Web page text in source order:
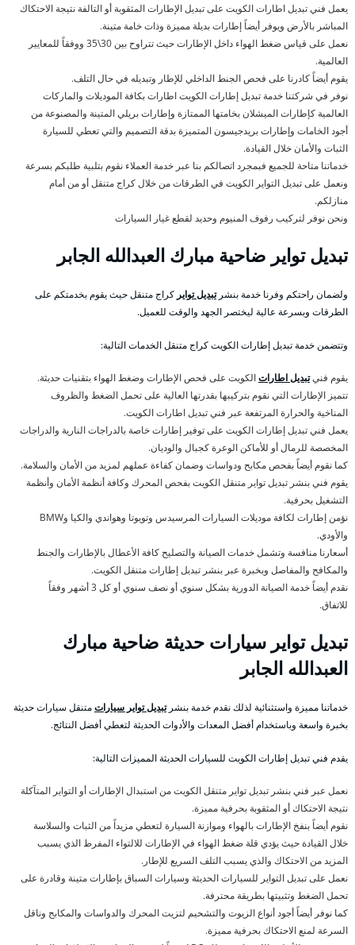
يعمل فني تبديل اطارات الكويت على تبديل الإطارات المثقوبة أو التالفة نتيجة الاحتكاك
المباشر بالأرض ويوفر أيضاً إطارات بديلة مميزة وذات خامة متينة.
نعمل على قياس ضغط الهواء داخل الإطارات حيث تتراوح بين 30\35 ووفقاً للمعايير
العالمية.
يقوم أيضاً كادرنا على فحص الجنط الداخلي للإطار وتبديله في حال التلف.
نوفر في شركتنا خدمة تبديل إطارات الكويت اطارات بكافة الموديلات والماركات
العالمية كإطارات الميشلان بخامتها الممتازة وإطارات بريلي المتينة والمصنوعة من
أجود الخامات وإطارات بريدجيسون المتميزة بدقة التصميم والتي تعطي للسيارة
الثبات والأمان خلال القيادة.
خدماتنا متاحة للجميع فبمجرد اتصالكم بنا عبر خدمة العملاء نقوم بتلبية طلبكم بسرعة
ونعمل على تبديل التواير الكويت في الطرقات من خلال كراج متنقل أو من أمام
منازلكم.
ونحن نوفر لتركيب رفوف المنيوم وحديد لقطع غيار السيارات
تبديل تواير ضاحية مبارك العبدالله الجابر
ولضمان راحتكم وفرنا خدمة بنشرتبديل تواير كراج متنقل حيث يقوم بخدمتكم على
الطرقات وبسرعة عالية ليختصر الجهد والوقت للعميل.
وتتضمن خدمة تبديل إطارات الكويت كراج متنقل الخدمات التالية:
يقوم فنيتبديل اطاراتالكويت على فحص الإطارات وضغط الهواء بتقنيات حديثة.
تتميز الإطارات التي نقوم بتركيبها بقدرتها العالية على تحمل الضغط والظروف
المناخية والحرارة المرتفعة عبر فني تبديل اطارات الكويت.
يعمل فني تبديل إطارات الكويت على توفير إطارات خاصة بالدراجات النارية والدراجات
المخصصة للرمال أو للأماكن الوعرة كجبال والوديان.
كما نقوم أيضاً بفحص مكابح ودواسات وضمان كفاءة عملهم لمزيد من الأمان والسلامة.
يقوم فني بنشر تبديل تواير متنقل الكويت بفحص المحرك وكافة أنظمة الأمان وأنظمة
التشغيل بحرفية.
نؤمن إطارات لكافة موديلات السيارات المرسيدس وتويوتا وهواندي والكيا وBMW
والأودي.
أسعارنا منافسة وتشمل خدمات الصيانة والتصليح كافة الأعطال بالإطارات والجنط
والمكافح والمفاصل وبخبرة عبر بنشر تبديل إطارات متنقل الكويت.
نقدم أيضاً خدمة الصيانة الدورية بشكل سنوي أو نصف سنوي أو كل 3 أشهر وفقاً
للاتفاق.
تبديل تواير سيارات حديثة ضاحية مبارك
العبدالله الجابر
خدماتنا مميزة واستثنائية لذلك نقدم خدمة بنشرتبديل تواير سياراتمتنقل سيارات حديثة
بخبرة واسعة وباستخدام أفضل المعدات والأدوات الحديثة لتعطي أفضل النتائج.
يقدم فني تبديل إطارات الكويت للسيارات الحديثة المميزات التالية:
نعمل عبر فني بنشر تبديل تواير متنقل الكويت من استبدال الإطارات أو التواير المتآكلة
نتيجة الاحتكاك أو المثقوبة بحرفية مميزة.
نقوم أيضاً بنفخ الإطارات بالهواء وموازنة السيارة لتعطي مزيداً من الثبات والسلاسة
خلال القيادة حيث يؤدي قلة ضغط الهواء في الإطارات للالتواء المفرط الذي يسبب
المزيد من الاحتكاك والذي يسبب التلف السريع للإطار.
نعمل على تبديل التواير للسيارات الحديثة وسيارات السباق بإطارات متينة وقادرة على
تحمل الضغط وتثبيتها بطريقة محترفة.
كما نوفر أيضاً أجود أنواع الزيوت والتشحيم لتزيت المحرك والدواسات والمكابح وناقل
السرعة لمنع الاحتكاك بحرفية مميزة.